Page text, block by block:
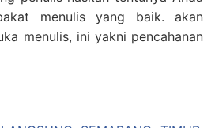
menulis yang baik. akan
menulis, ini yakni pencahanan